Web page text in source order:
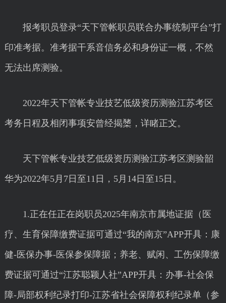
报考职员登录“天下管帐职员联合办事统制平台”打
印准考据。准考据干系音信务必和身份证一概，不然
无法出席测验。
2022年天下管帐专业技艺低级资历测验江苏考区
考务日程及相闭事项安曾经揭橥，详睹正文。
天下管帐专业技艺低级资历测验江苏考区测验韶
华为2022年5月7日至11日，5月14日至15日。
1.正在任正在岗职员2025年南京市属地证据（医
疗、生育保障缴费证据可通过“我的南京”APP开具：康
健-医保办事-医保参保障据；养老、赋闲、工伤保障缴
费证据可通过“江苏聪颖人社”APP开具：办事-社会保
障-局部权利纪录打印-江苏省社会保障权利纪录单（参